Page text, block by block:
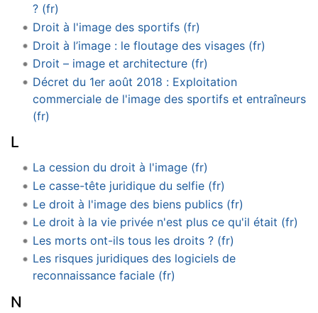
? (fr)
Droit à l'image des sportifs (fr)
Droit à l’image : le floutage des visages (fr)
Droit – image et architecture (fr)
Décret du 1er août 2018 : Exploitation
commerciale de l'image des sportifs et entraîneurs
(fr)
L
La cession du droit à l'image (fr)
Le casse-tête juridique du selfie (fr)
Le droit à l'image des biens publics (fr)
Le droit à la vie privée n'est plus ce qu'il était (fr)
Les morts ont-ils tous les droits ? (fr)
Les risques juridiques des logiciels de
reconnaissance faciale (fr)
N